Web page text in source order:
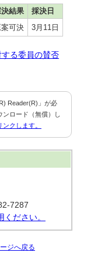
結果
採決日
案可決 3月11日
る委員の賛否
Reader(R)」が必
ロード（無償）し
クします。
7287
ださい。
ジへ戻る